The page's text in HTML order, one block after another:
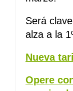
Será
alza a la
Nueva
Opere